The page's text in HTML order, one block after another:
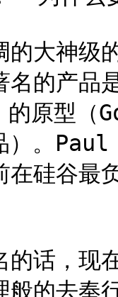
的大神
名的产
原型（
。
在硅谷
的话，现
般的去奉